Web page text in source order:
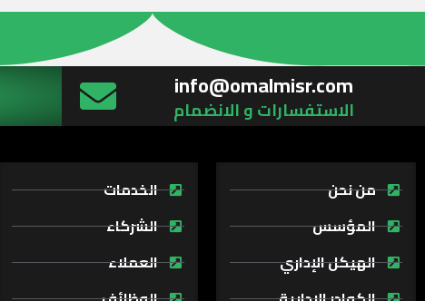
info@omalmisr.com
الاستفسارات و الانضمام
من نحن
المؤسس
الهيكل الإداري
الخدمات
الشركاء
العملاء